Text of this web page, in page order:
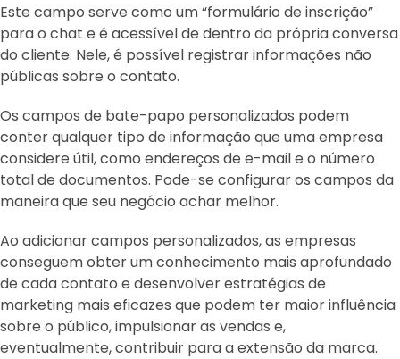
Este campo serve como um “formulário de inscrição”
para o chat e é acessível de dentro da própria conversa
do cliente. Nele, é possível registrar informações não
públicas sobre o contato.
Os campos de bate-papo personalizados podem
conter qualquer tipo de informação que uma empresa
considere útil, como endereços de e-mail e o número
total de documentos. Pode-se configurar os campos da
maneira que seu negócio achar melhor.
Ao adicionar campos personalizados, as empresas
conseguem obter um conhecimento mais aprofundado
de cada contato e desenvolver estratégias de
marketing mais eficazes que podem ter maior influência
sobre o público, impulsionar as vendas e,
eventualmente, contribuir para a extensão da marca.